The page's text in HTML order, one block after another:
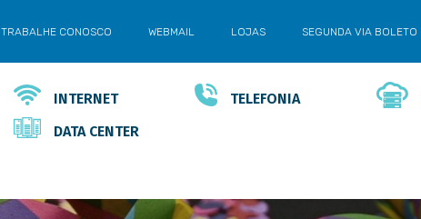
TRABALHE CONOSCO WEBMAIL LOJAS SEGUNDA VIA BOLETO
INTERNET TELEFONIA
DATA CENTER